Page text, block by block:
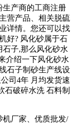
生产商的工商注册
营产品、相关脱硫
详情。您还可以找
好? 风化砂属于石
子,那么风化砂水
介绍一下风化砂水
石子制砂生产线设
司4年 月均发货速
石破碎水洗 石料制
机厂家、优质批发/